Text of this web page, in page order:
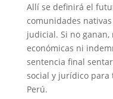
Allí se definirá el
comunidades
judicial. Si no
económicas ni
sentencia final
social y jurídico para
Perú.